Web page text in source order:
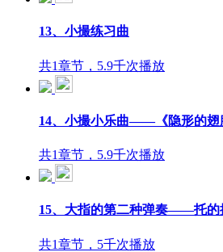
13、小撮练习曲
共1章节，5.9千次播放
14、小撮小乐曲——《隐形的翅
共1章节，5.9千次播放
15、大指的第二种弹奏——托的
共1章节，5千次播放